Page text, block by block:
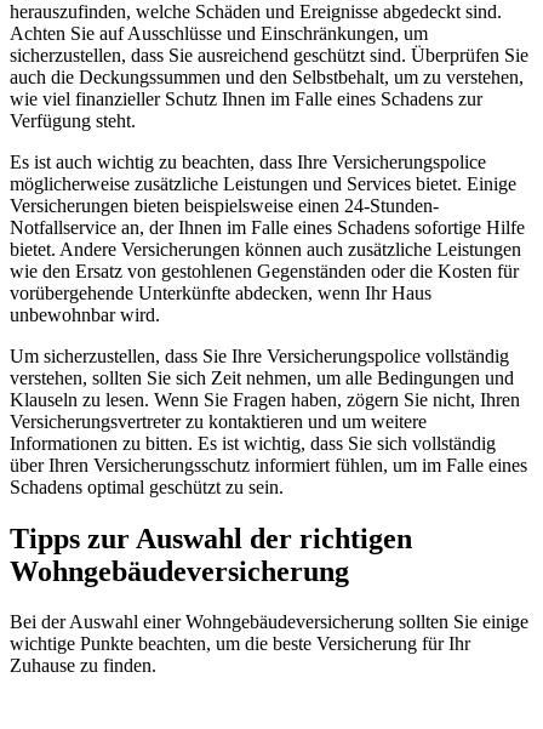
herauszufinden, welche Schäden und Ereignisse abgedeckt sind.
Achten Sie auf Ausschlüsse und Einschränkungen, um
sicherzustellen, dass Sie ausreichend geschützt sind. Überprüfen Sie
auch die Deckungssummen und den Selbstbehalt, um zu verstehen,
wie viel finanzieller Schutz Ihnen im Falle eines Schadens zur
Verfügung steht.
Es ist auch wichtig zu beachten, dass Ihre Versicherungspolice
möglicherweise zusätzliche Leistungen und Services bietet. Einige
Versicherungen bieten beispielsweise einen 24-Stunden-
Notfallservice an, der Ihnen im Falle eines Schadens sofortige Hilfe
bietet. Andere Versicherungen können auch zusätzliche Leistungen
wie den Ersatz von gestohlenen Gegenständen oder die Kosten für
vorübergehende Unterkünfte abdecken, wenn Ihr Haus
unbewohnbar wird.
Um sicherzustellen, dass Sie Ihre Versicherungspolice vollständig
verstehen, sollten Sie sich Zeit nehmen, um alle Bedingungen und
Klauseln zu lesen. Wenn Sie Fragen haben, zögern Sie nicht, Ihren
Versicherungsvertreter zu kontaktieren und um weitere
Informationen zu bitten. Es ist wichtig, dass Sie sich vollständig
über Ihren Versicherungsschutz informiert fühlen, um im Falle eines
Schadens optimal geschützt zu sein.
Tipps zur Auswahl der richtigen
Wohngebäudeversicherung
Bei der Auswahl einer Wohngebäudeversicherung sollten Sie einige
wichtige Punkte beachten, um die beste Versicherung für Ihr
Zuhause zu finden.